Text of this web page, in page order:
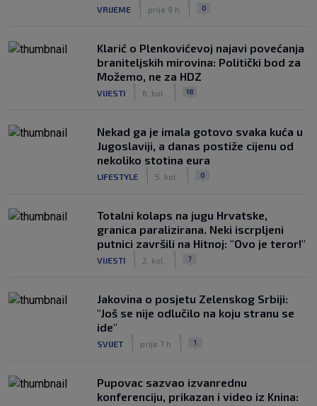
VRIJEME prije 9 h 0
Klarić o Plenkovićevoj najavi povećanja
braniteljskih mirovina: Politički bod za
Možemo, ne za HDZ
VIJESTI 6. kol. 18
Nekad ga je imala gotovo svaka kuća u
Jugoslaviji, a danas postiže cijenu od
nekoliko stotina eura
LIFESTYLE 5. kol. 0
Totalni kolaps na jugu Hrvatske,
granica paralizirana. Neki iscrpljeni
putnici završili na Hitnoj: "Ovo je teror!"
VIJESTI 2. kol. 7
Jakovina o posjetu Zelenskog Srbiji:
"Još se nije odlučilo na koju stranu se
ide"
SVIJET prije 7 h 1
Pupovac sazvao izvanrednu
konferenciju, prikazan i video iz Knina: